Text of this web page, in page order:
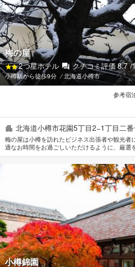
北海道小樽市花園5丁目2−1丁目二
梅の屋は小樽を訪れたビジネス出張者や観光
適なお時間をお過ごしいただけるように、厳
ます。 ご滞在中は暖炉, 全室Wi-Fi無料, キッチ
有エリア内）などの設備・サービスをご活用
ートするための設備を整えております。洋服
どを備えたお部屋もご用意しています。 当施
だけます。 梅の屋は小樽の市内観光の拠点と
梅の屋
2つ星ホテル クチコミ評価8.7 /
小樽駅から徒歩9分 ⁄北海道小樽市
参考宿
小樽錦園